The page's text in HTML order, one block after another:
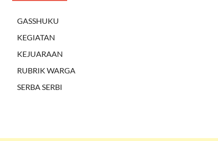
GASSHUKU
KEGIATAN
KEJUARAAN
RUBRIK WARGA
SERBA SERBI